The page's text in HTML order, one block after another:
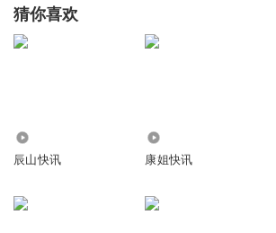
猜你喜欢
辰山快讯 康姐快讯